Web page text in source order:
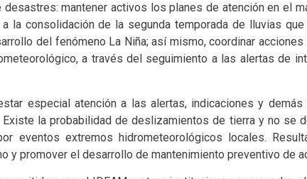
mantener activos los planes de atención en el
consolidación de la segunda temporada de lluvias
del fenómeno La Niña; así mismo, coordinar
a través del seguimiento a las alertas de
especial atención a las alertas, indicaciones y
la probabilidad de deslizamientos de tierra y no se
eventos extremos hidrometeorológicos locales.
y promover el desarrollo de mantenimiento preventivo de